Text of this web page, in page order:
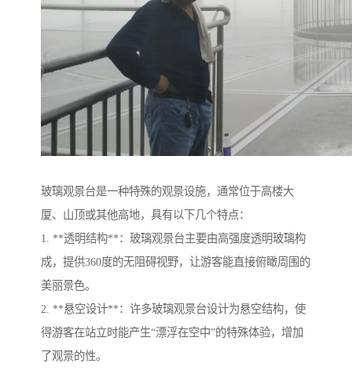
玻璃观景台是一种特殊的观景设施，通常位于高楼大
厦、山顶或其他高地，具有以下几个特点：
1. **透明结构**：玻璃观景台主要由高强度透明玻璃构
成，提供360度的无阻碍视野，让游客能直接俯瞰周围的
美丽景色。
2. **悬空设计**：许多玻璃观景台设计为悬空结构，使
得游客在站立时能产生“漂浮在空中”的特殊体验，增加
了观景的性。